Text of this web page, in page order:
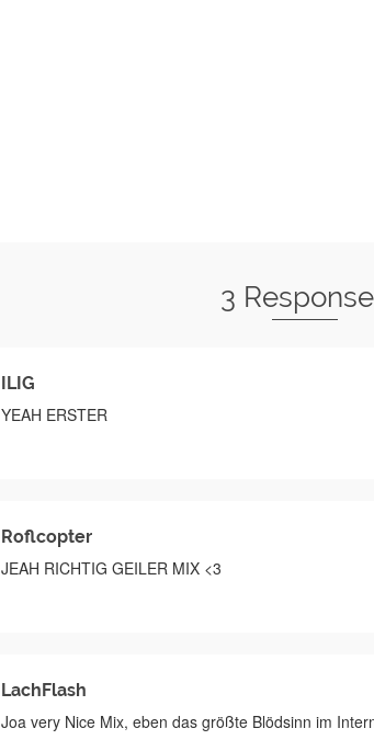
3
ILIG
YEAH ERSTER
Roflcopter
JEAH RICHTIG GEILER MIX <3
LachFlash
Joa very Nice Mix, eben das größte Blödsinn im